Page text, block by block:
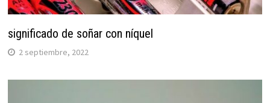
significado de soñar con níquel
2 septiembre, 2022